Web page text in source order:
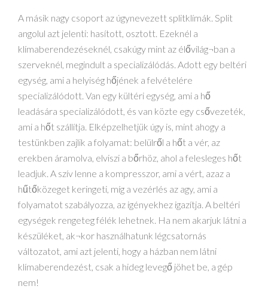
A másik nagy csoport az úgynevezett splitklímák. Split
angolul azt jelenti: hasított, osztott. Ezeknél a
klímaberendezéseknél, csakúgy mint az élővilág¬ban a
szerveknél, megindult a specializálódás. Adott egy beltéri
egység, ami a helyiség hőjének a felvételére
specializálódott. Van egy kültéri egység, ami a hő
leadására specializálódott, és van közte egy csővezeték,
ami a hőt szállítja. Elképzelhetjük úgy is, mint ahogy a
testünkben zajlik a folyamat: belülről a hőt a vér, az
erekben áramolva, elviszi a bőrhöz, ahol a felesleges hőt
leadjuk. A szív lenne a kompresszor, ami a vért, azaz a
hűtőközeget keringeti, míg a vezérlés az agy, ami a
folyamatot szabályozza, az igényekhez igazítja. A beltéri
egységek rengeteg félék lehetnek. Ha nem akarjuk látni a
készüléket, ak¬kor használhatunk légcsatornás
változatot, ami azt jelenti, hogy a házban nem látni
klímaberendezést, csak a hideg levegő jöhet be, a gép
nem!